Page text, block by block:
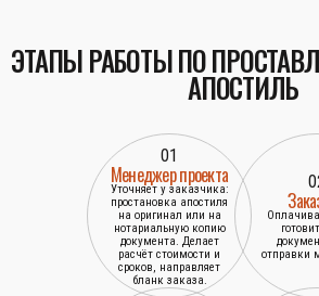
ЭТАПЫ РАБОТЫ ПО
АПОСТИЛЬ
01
Менеджер проекта
Уточняет у заказчика:
простановка апостиля
на оригинал или на
нотариальную копию
документа. Делает
расчёт стоимости и
сроков, направляет
бланк заказа.
отправки